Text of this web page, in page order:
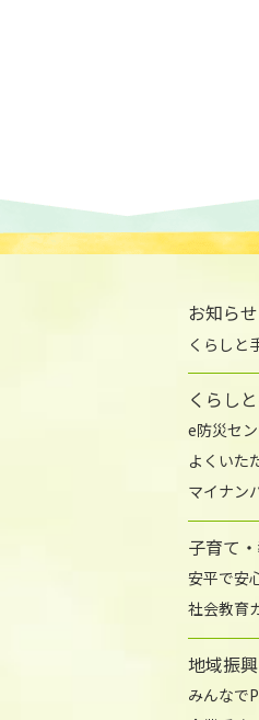
お知らせ
くらしと
くらし
e防災セ
よくいた
マイナン
子育て
安平で安
社会教育
地域振
みんなで